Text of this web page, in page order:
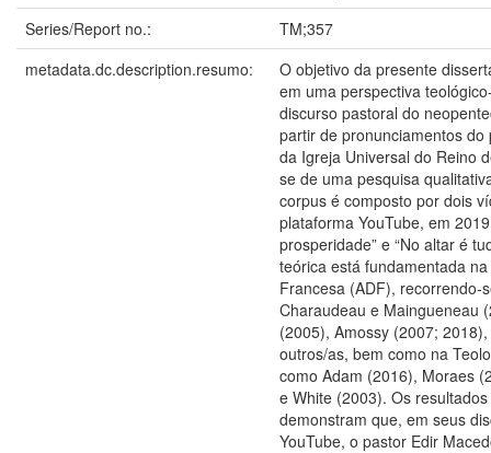
Series/Report no.:
TM;357
metadata.dc.description.resumo:
O objetivo da presente
em uma perspectiva
discurso pastoral do
partir de pronunciamentos do
da Igreja Universal do Reino
se de uma pesquisa
corpus é composto por dois
plataforma YouTube, em
prosperidade” e “No altar é
teórica está fundamentada
Francesa (ADF), recorrendo-
Charaudeau e Maingueneau
(2005), Amossy (2007;
outros/as, bem como na
como Adam (2016), Moraes
e White (2003). Os
demonstram que, em seus
YouTube, o pastor Edir